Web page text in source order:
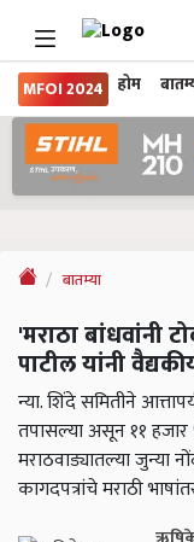
MFOI 2024 होम
बातम्या
'मराठा बांधवांनी
पाटील यांनी
न्या. शिंदे समितीने
तपासल्या असून ११
मराठवाड्यातल्या जुन्या
कागदपत्रांचे मराठी